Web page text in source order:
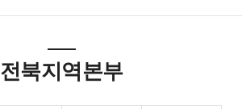
전북지역본부